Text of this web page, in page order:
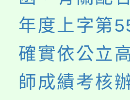
年度上字第
確實依公立
師成績考核